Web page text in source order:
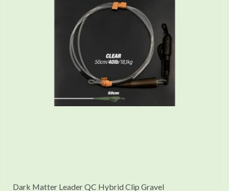
Dark Matter Leader QC Hybrid Clip Gravel